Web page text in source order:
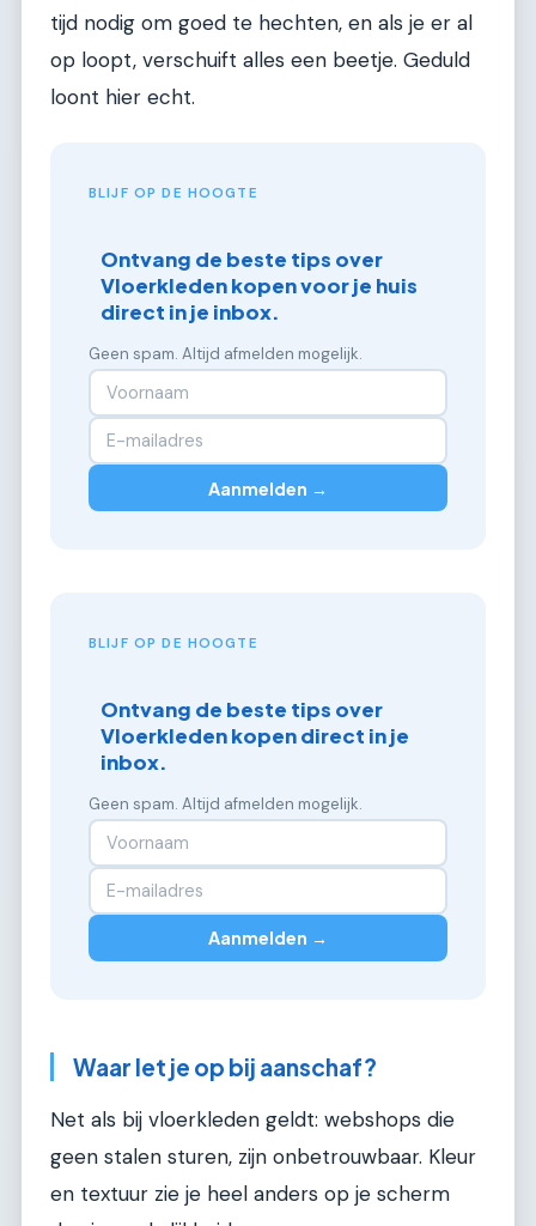
tijd nodig om goed te hechten, en als je er al
op loopt, verschuift alles een beetje. Geduld
loont hier echt.
BLIJF OP DE HOOGTE
Ontvang de beste tips over
Vloerkleden kopen voor je huis
direct in je inbox.
Geen spam. Altijd afmelden mogelijk.
Aanmelden →
BLIJF OP DE HOOGTE
Ontvang de beste tips over
Vloerkleden kopen direct in je
inbox.
Geen spam. Altijd afmelden mogelijk.
Aanmelden →
Waar let je op bij aanschaf?
Net als bij vloerkleden geldt: webshops die
geen stalen sturen, zijn onbetrouwbaar. Kleur
en textuur zie je heel anders op je scherm